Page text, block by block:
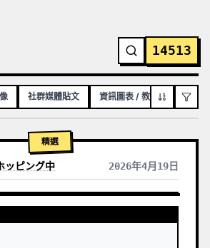
14513
社群媒體貼文 資訊圖表 / 教育視覺化內容
精選
ッピング中 2026年4月19日